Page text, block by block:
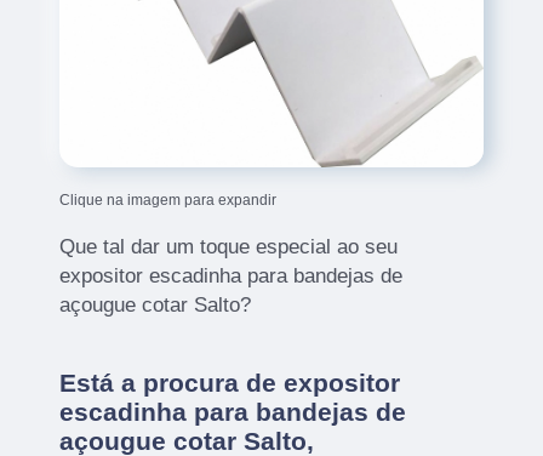
Clique na imagem para expandir
Que tal dar um toque especial ao seu
expositor escadinha para bandejas de
açougue cotar Salto?
Está a procura de expositor
escadinha para bandejas de
açougue cotar Salto,